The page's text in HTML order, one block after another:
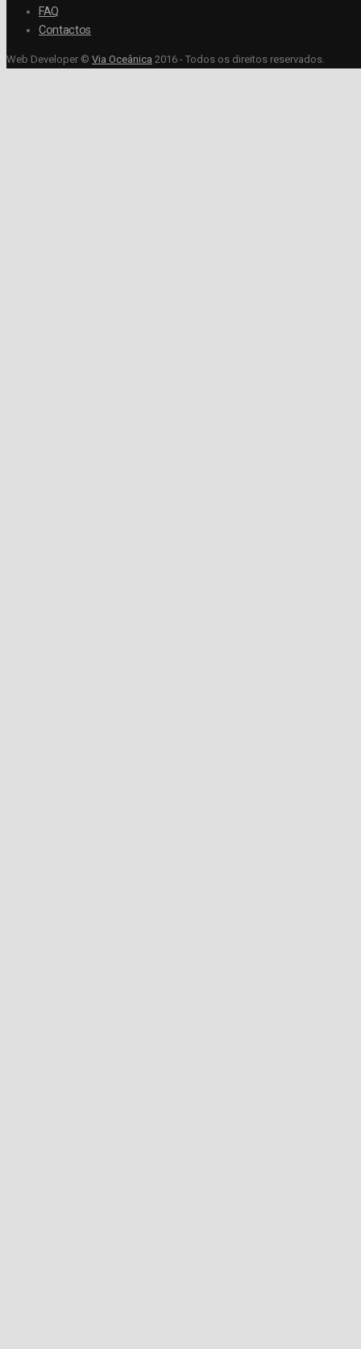
FAQ
Contactos
Web Developer © Via Oceânica 2016 - Todos os direitos reservados.